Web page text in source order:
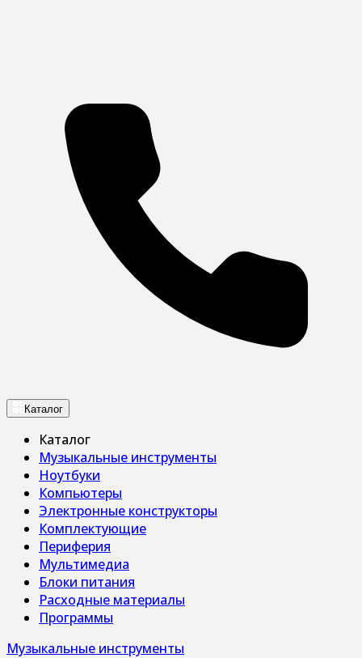
Каталог
Каталог
Музыкальные инструменты
Ноутбуки
Компьютеры
Электронные конструкторы
Комплектующие
Периферия
Мультимедиа
Блоки питания
Расходные материалы
Программы
Музыкальные инструменты